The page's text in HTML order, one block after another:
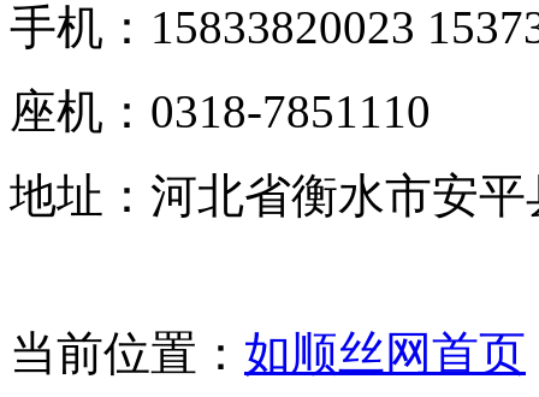
手机：15833820023
座机：0318-7851110
地址：河北省衡水市安
当前位置： 如顺丝网首页